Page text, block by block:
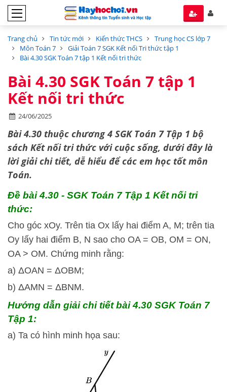
Trang chủ Tin tức mới Kiến thức THCS
Trung học CS lớp 7
Môn Toán 7
Giải Toán 7 SGK Kết nối Tri thức tập 1
Bài 4.30 SGK Toán 7 tập 1 Kết nối tri thức
Bài 4.30 SGK Toán 7 tập 1
Kết nối tri thức
24/06/2025
Bài 4.30 thuộc chương 4 SGK Toán 7 Tập 1 bộ
sách Kết nối tri thức với cuộc sống, dưới đây là
lời giải chi tiết, dễ hiểu để các em học tốt môn
Toán.
Đề bài 4.30 - SGK Toán 7 Tập 1 Kết nối tri
thức:
Cho góc xOy. Trên tia Ox lấy hai điểm A, M; trên tia
Oy lấy hai điểm B, N sao cho OA = OB, OM = ON,
OA > OM. Chứng minh rằng:
a) ΔOAN = ΔOBM;
b) ΔAMN = ΔBNM.
Hướng dẫn giải chi tiết bài 4.30 SGK Toán 7
Tập 1:
a) Ta có hình minh họa sau: